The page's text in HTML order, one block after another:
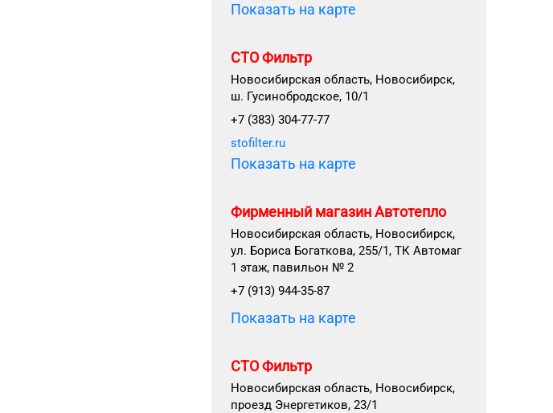
Показать на карте
СТО Фильтр
Новосибирская область, Новосибирск,
ш. Гусинобродское, 10/1
+7 (383) 304-77-77
stofilter.ru
Показать на карте
Фирменный магазин Автотепло
Новосибирская область, Новосибирск,
ул. Бориса Богаткова, 255/1, ТК Автомаг
1 этаж, павильон № 2
+7 (913) 944-35-87
Показать на карте
СТО Фильтр
Новосибирская область, Новосибирск,
проезд Энергетиков, 23/1